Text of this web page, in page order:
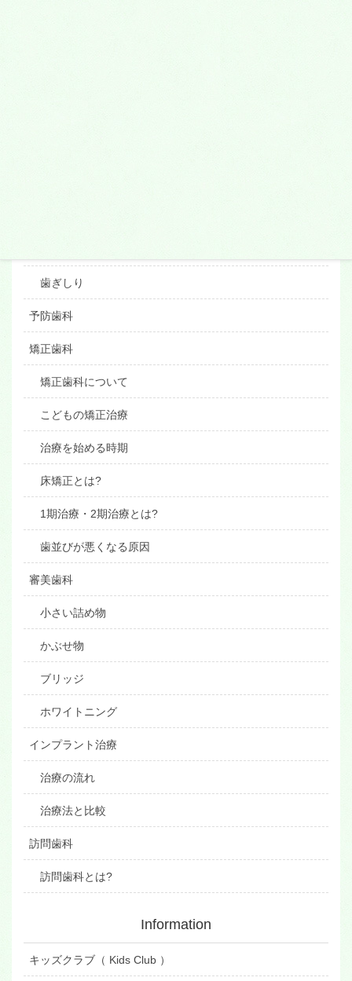
歯ぎしり
予防歯科
矯正歯科
矯正歯科について
こどもの矯正治療
治療を始める時期
床矯正とは?
1期治療・2期治療とは?
歯並びが悪くなる原因
審美歯科
小さい詰め物
かぶせ物
ブリッジ
ホワイトニング
インプラント治療
治療の流れ
治療法と比較
訪問歯科
訪問歯科とは?
Information
キッズクラブ（ Kids Club ）